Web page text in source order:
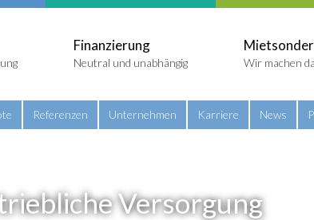
Finanzierung
Neutral und unabhängig Wir machen
Referenzen Unternehmen Karriere News
Versorgung